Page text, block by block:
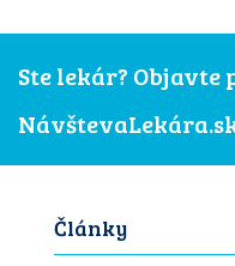
Ste lekár?
Články